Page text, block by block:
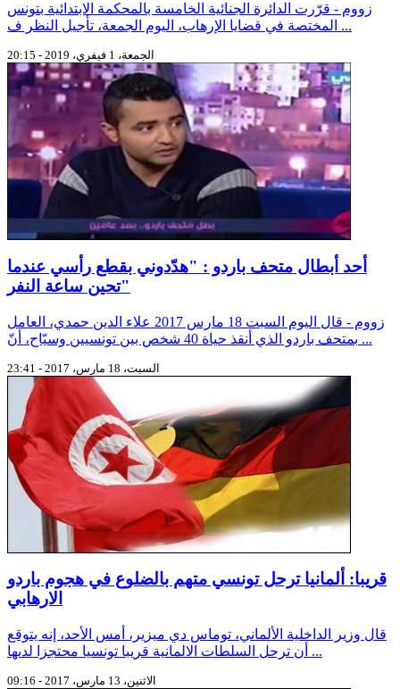
زووم - قرّرت الدائرة الجنائية الخامسة بالمحكمة الابتدائية بتونس
المختصة في قضايا الإرهاب، اليوم الجمعة، تأجيل النظر ف ...
الجمعة، 1 فيفري، 2019 - 20:15
أحد أبطال متحف باردو : "هدّدوني بقطع رأسي عندما
تحين ساعة النفر"
زووم - قال اليوم السبت 18 مارس 2017 علاء الدين حمدي، العامل
بمتحف باردو الذي أنقذ حياة 40 شخص بين تونسيين وسيّاح، أنّ ...
السبت، 18 مارس، 2017 - 23:41
قريبا: ألمانيا ترحل تونسي متهم بالضلوع في هجوم باردو
الارهابي
قال وزير الداخلية الألماني، توماس دي ميزير، أمس الأحد، إنه يتوقع
أن ترحل السلطات الالمانية قريبا تونسيا محتجزا لدىها ...
الاثنين، 13 مارس، 2017 - 09:16